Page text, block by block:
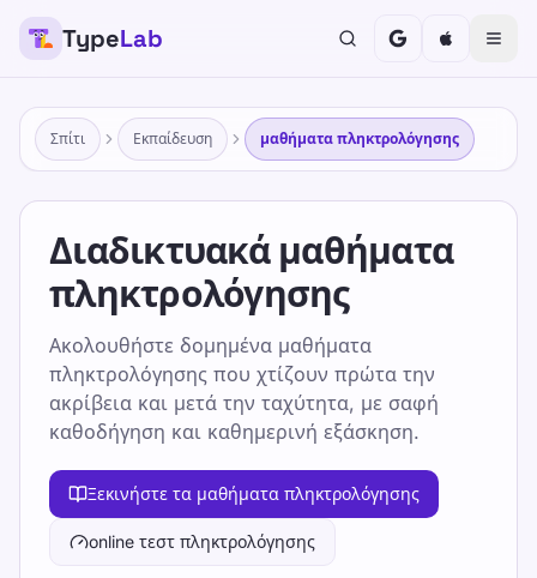
TypeLab
Σπίτι Εκπαίδευση μαθήματα πληκτρολόγησης
Διαδικτυακά μαθήματα
πληκτρολόγησης
Ακολουθήστε δομημένα μαθήματα
πληκτρολόγησης που χτίζουν πρώτα την
ακρίβεια και μετά την ταχύτητα, με σαφή
καθοδήγηση και καθημερινή εξάσκηση.
Ξεκινήστε τα μαθήματα πληκτρολόγησης
online τεστ πληκτρολόγησης